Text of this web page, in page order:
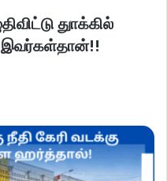
துாக்கில்
இவர்கள்தான்!!